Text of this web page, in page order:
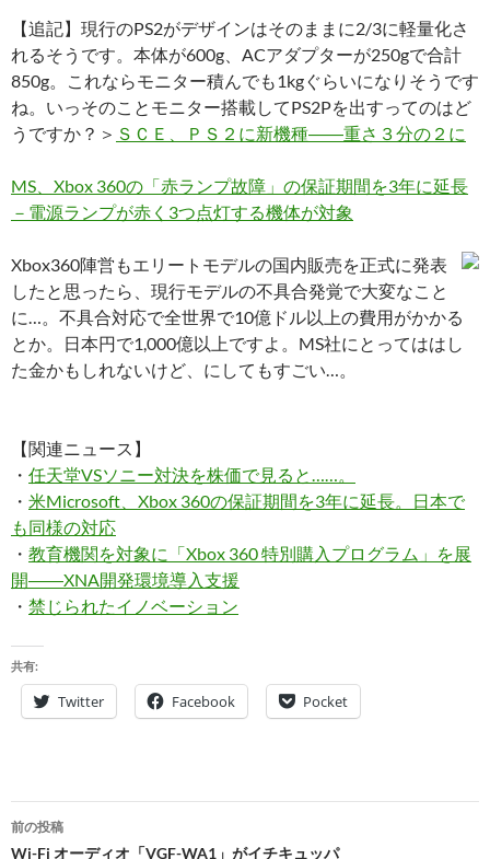
【追記】現行のPS2がデザインはそのままに2/3に軽量化さ
れるそうです。本体が600g、ACアダプターが250gで合計
850g。これならモニター積んでも1kgぐらいになりそうです
ね。いっそのことモニター搭載してPS2Pを出すってのはど
うですか？＞ ＳＣＥ、ＰＳ２に新機種――重さ３分の２に
MS、Xbox 360の「赤ランプ故障」の保証期間を3年に延長
－電源ランプが赤く3つ点灯する機体が対象
Xbox360陣営もエリートモデルの国内販売を正式に発表
したと思ったら、現行モデルの不具合発覚で大変なこと
に…。不具合対応で全世界で10億ドル以上の費用がかかる
とか。日本円で1,000億以上ですよ。MS社にとってははし
た金かもしれないけど、にしてもすごい…。
【関連ニュース】
・ 任天堂VSソニー対決を株価で見ると……。
・ 米Microsoft、Xbox 360の保証期間を3年に延長。日本で
も同様の対応
・ 教育機関を対象に「Xbox 360 特別購入プログラム」を展
開――XNA開発環境導入支援
・ 禁じられたイノベーション
共有:
Twitter Facebook Pocket
投
前の投稿
Wi-Fi オーディオ「VGF-WA1」がイチキュッパ